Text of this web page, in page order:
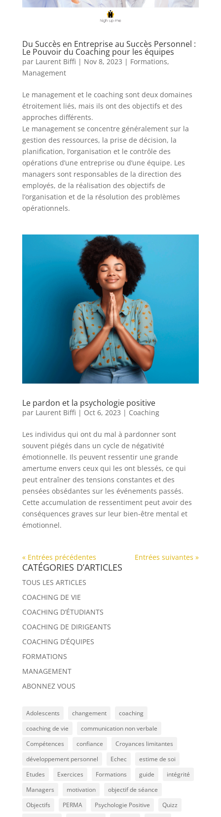
Du Succès en Entreprise au Succès Personnel :
Le Pouvoir du Coaching pour les équipes
par Laurent Biffi | Nov 8, 2023 | Formations,
Management
Le management et le coaching sont deux domaines
étroitement liés, mais ils ont des objectifs et des
approches différents.
Le management se concentre généralement sur la
gestion des ressources, la prise de décision, la
planification, l’organisation et le contrôle des
opérations d’une entreprise ou d’une équipe. Les
managers sont responsables de la direction des
employés, de la réalisation des objectifs de
l’organisation et de la résolution des problèmes
opérationnels.
Le pardon et la psychologie positive
par Laurent Biffi | Oct 6, 2023 | Coaching
Les individus qui ont du mal à pardonner sont
souvent piégés dans un cycle de négativité
émotionnelle. Ils peuvent ressentir une grande
amertume envers ceux qui les ont blessés, ce qui
peut entraîner des tensions constantes et des
pensées obsédantes sur les événements passés.
Cette accumulation de ressentiment peut avoir des
conséquences graves sur leur bien-être mental et
émotionnel.
« Entrées précédentes Entrées suivantes »
CATÉGORIES D’ARTICLES
TOUS LES ARTICLES
COACHING DE VIE
COACHING D’ÉTUDIANTS
COACHING DE DIRIGEANTS
COACHING D’ÉQUIPES
FORMATIONS
MANAGEMENT
ABONNEZ VOUS
Adolescents changement
coaching
coaching de vie
communication non verbale
Compétences
confiance
Croyances limitantes
développement personnel
Echec
estime de soi
Etudes
Exercices Formations guide
intégrité
Managers
motivation
objectif de séance
Objectifs
PERMA Psychologie Positive
Quizz